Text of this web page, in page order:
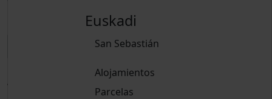
Euskadi
San Sebastián
Alojamientos
Parcelas
Adultos